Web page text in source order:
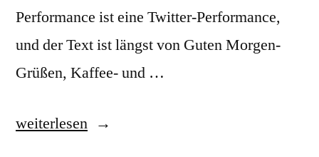
Performance ist eine Twitter-Performance,
und der Text ist längst von Guten Morgen-
Grüßen, Kaffee- und …
„Hätte
weiterlesen